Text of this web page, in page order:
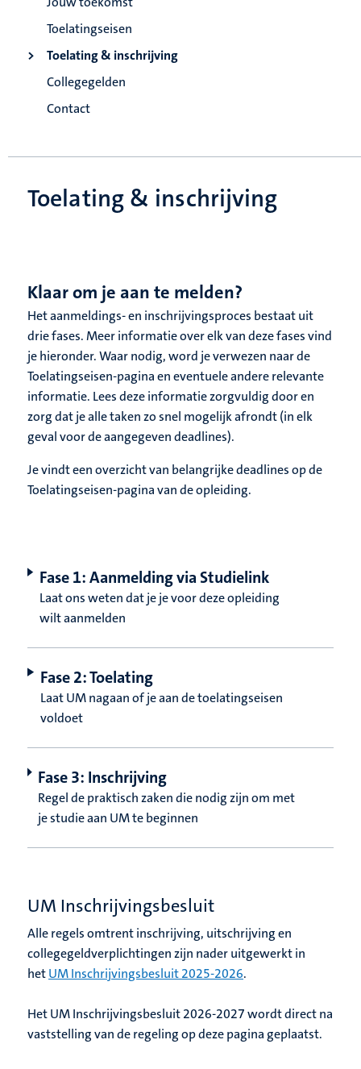
Toelatingseisen
Toelating & inschrijving
Collegegelden
Contact
Toelating & inschrijving
Klaar om je aan te melden?
Het aanmeldings- en inschrijvingsproces bestaat uit
drie fases. Meer informatie over elk van deze fases vind
je hieronder. Waar nodig, word je verwezen naar de
Toelatingseisen-pagina en eventuele andere relevante
informatie. Lees deze informatie zorgvuldig door en
zorg dat je alle taken zo snel mogelijk afrondt (in elk
geval voor de aangegeven deadlines).
Je vindt een overzicht van belangrijke deadlines op de
Toelatingseisen-pagina van de opleiding.
Fase 1: Aanmelding via Studielink
Laat ons weten dat je je voor deze opleiding
wilt aanmelden
Fase 2: Toelating
Laat UM nagaan of je aan de toelatingseisen
voldoet
Fase 3: Inschrijving
Regel de praktisch zaken die nodig zijn om met
je studie aan UM te beginnen
UM Inschrijvingsbesluit
Alle regels omtrent inschrijving, uitschrijving en
collegegeldverplichtingen zijn nader uitgewerkt in
hetUM Inschrijvingsbesluit 2025-2026.
Het UM Inschrijvingsbesluit 2026-2027 wordt direct na
vaststelling van de regeling op deze pagina geplaatst.